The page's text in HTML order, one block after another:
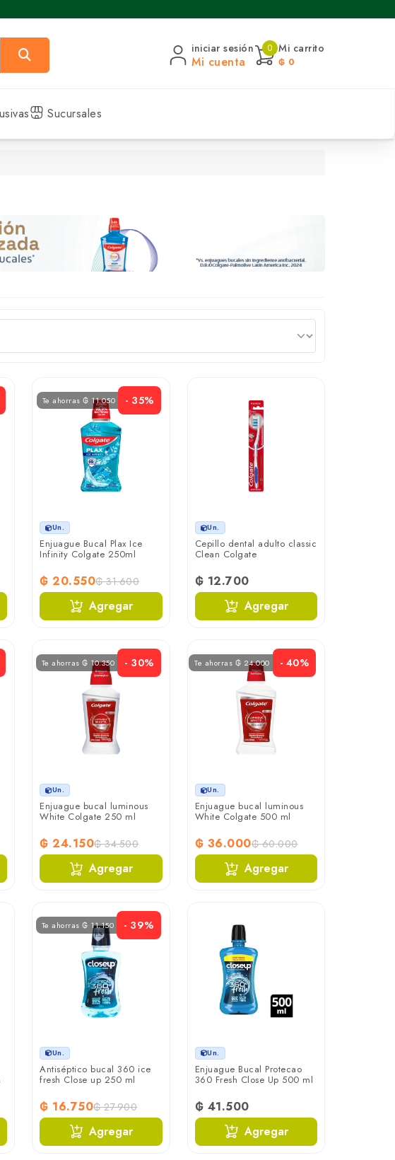
iniciar sesión
Mi cuenta
0 Mi carrito
₲ 0
Sucursales
Te ahorras ₲ 11.050 - 35%
Un.
Enjuague Bucal Plax Ice
Infinity Colgate 250ml
₲ 20.550₲ 31.600
Agregar
Un.
Cepillo dental adulto classic
Clean Colgate
₲ 12.700
Agregar
Te ahorras ₲ 10.350 - 30%
Un.
Enjuague bucal luminous
White Colgate 250 ml
₲ 24.150₲ 34.500
Agregar
Te ahorras ₲ 24.000 - 40%
Un.
Enjuague bucal luminous
White Colgate 500 ml
₲ 36.000₲ 60.000
Agregar
Te ahorras ₲ 11.150 - 39%
Un.
Antiséptico bucal 360 ice
fresh Close up 250 ml
₲ 16.750₲ 27.900
Agregar
Un.
Enjuague Bucal Protecao
360 Fresh Close Up 500 ml
₲ 41.500
Agregar